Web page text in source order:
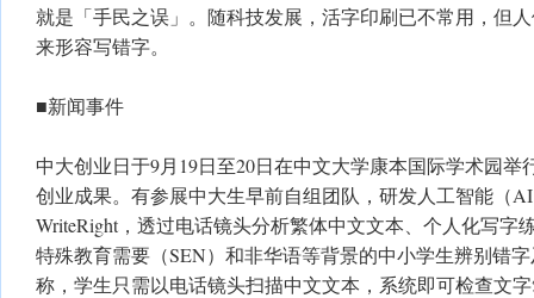
就是「手民之误」。随科技发展，活字印刷已不常用，但
来形容写错字。
■新闻事件
中大创业日于9月19日至20日在中文大学康本国际学术园举
创业成果。有参展中大生早前自组团队，研发人工智能（
WriteRight，透过电话镜头分析繁体中文文本、个人化写字
特殊教育需要（SEN）和非华语等背景的中小学生辨别错
称，学生只需以电话镜头扫描中文文本，系统即可检查文